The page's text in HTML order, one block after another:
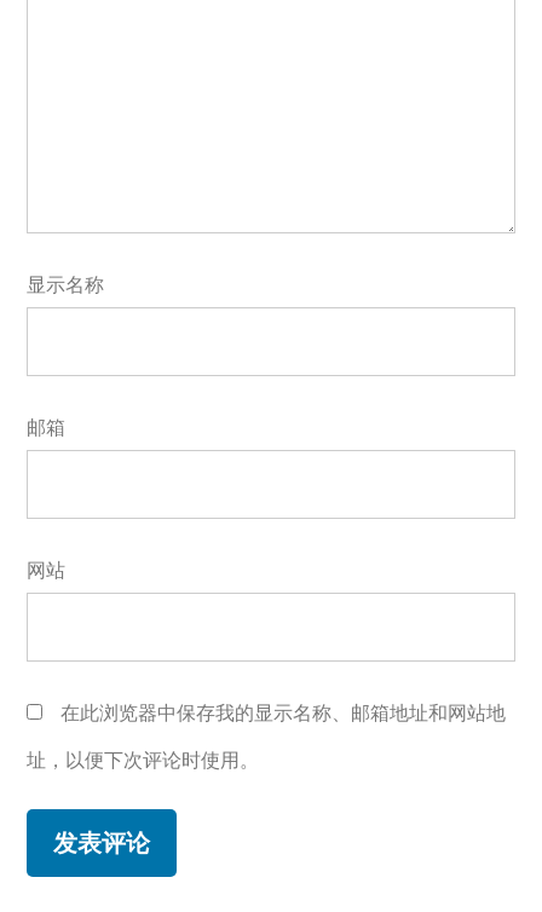
显示名称
邮箱
网站
在此浏览器中保存我的显示名称、邮箱地址和网站地
址，以便下次评论时使用。